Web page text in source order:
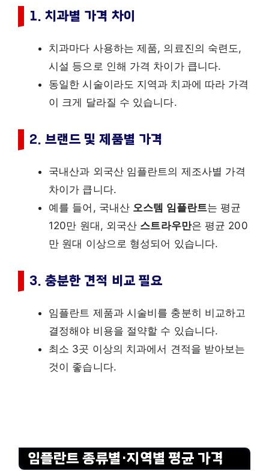
1. 치과별 가격 차이
치과마다 사용하는 제품, 의료진의 숙련도,
시설 등으로 인해 가격 차이가 큽니다.
동일한 시술이라도 지역과 치과에 따라 가격
이 크게 달라질 수 있습니다.
2. 브랜드 및 제품별 가격
국내산과 외국산 임플란트의 제조사별 가격
차이가 큽니다.
예를 들어, 국내산 오스템 임플란트는 평균
120만 원대, 외국산 스트라우만은 평균 200
만 원대 이상으로 형성되어 있습니다.
3. 충분한 견적 비교 필요
임플란트 제품과 시술비를 충분히 비교하고
결정해야 비용을 절약할 수 있습니다.
최소 3곳 이상의 치과에서 견적을 받아보는
것이 좋습니다.
임플란트 종류별·지역별 평균 가격